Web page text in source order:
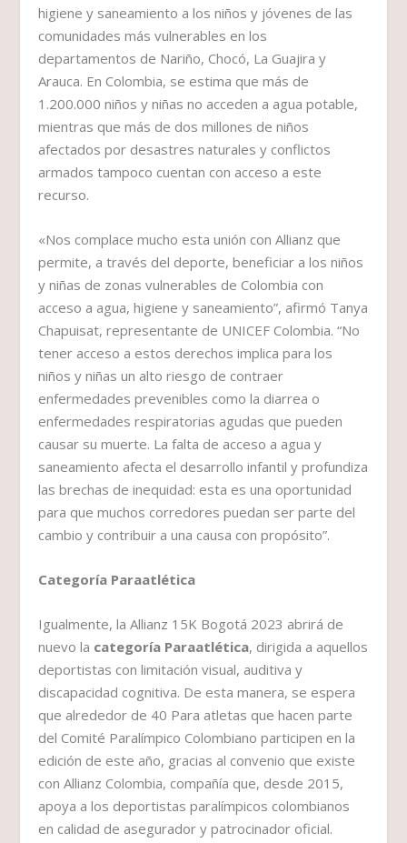
higiene y saneamiento a los niños y jóvenes de las
comunidades más vulnerables en los
departamentos de Nariño, Chocó, La Guajira y
Arauca. En Colombia, se estima que más de
1.200.000 niños y niñas no acceden a agua potable,
mientras que más de dos millones de niños
afectados por desastres naturales y conflictos
armados tampoco cuentan con acceso a este
recurso.
«Nos complace mucho esta unión con Allianz que
permite, a través del deporte, beneficiar a los niños
y niñas de zonas vulnerables de Colombia con
acceso a agua, higiene y saneamiento”, afirmó Tanya
Chapuisat, representante de UNICEF Colombia. “No
tener acceso a estos derechos implica para los
niños y niñas un alto riesgo de contraer
enfermedades prevenibles como la diarrea o
enfermedades respiratorias agudas que pueden
causar su muerte. La falta de acceso a agua y
saneamiento afecta el desarrollo infantil y profundiza
las brechas de inequidad: esta es una oportunidad
para que muchos corredores puedan ser parte del
cambio y contribuir a una causa con propósito”.
Categoría Paraatlética
Igualmente, la Allianz 15K Bogotá 2023 abrirá de
nuevo la categoría Paraatlética, dirigida a aquellos
deportistas con limitación visual, auditiva y
discapacidad cognitiva. De esta manera, se espera
que alrededor de 40 Para atletas que hacen parte
del Comité Paralímpico Colombiano participen en la
edición de este año, gracias al convenio que existe
con Allianz Colombia, compañía que, desde 2015,
apoya a los deportistas paralímpicos colombianos
en calidad de asegurador y patrocinador oficial.